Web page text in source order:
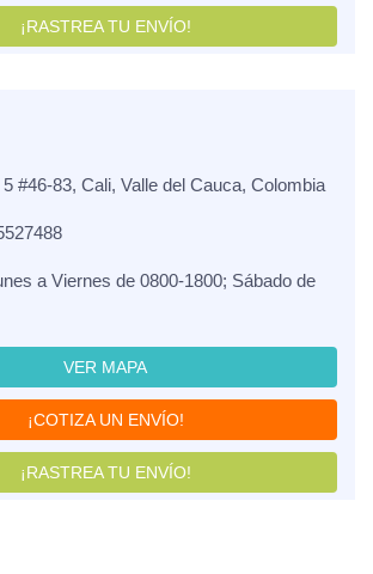
¡RASTREA TU ENVÍO!
#46-83, Cali, Valle del Cauca, Colombia
a Viernes de 0800-1800; Sábado de
VER MAPA
¡COTIZA UN ENVÍO!
¡RASTREA TU ENVÍO!